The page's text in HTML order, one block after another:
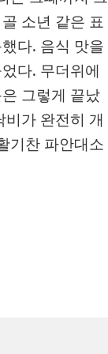
소년 같은 표
다. 음식 맛을
다. 무더위에
그렇게 끝났
가 완전히 개
기찬 파안대소